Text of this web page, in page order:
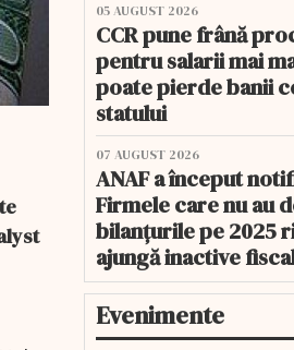
05 AUGUST 2026
CCR pune frână
pentru salarii mai
poate pierde banii
statului
07 AUGUST 2026
ANAF a început
Firmele care nu au
bilanțurile pe 2025
ajungă inactive
Evenimente